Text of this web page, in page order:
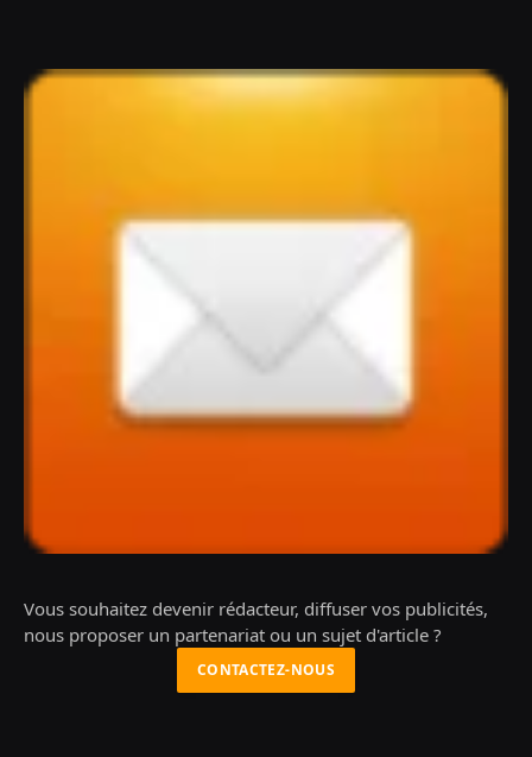
Vous souhaitez devenir rédacteur, diffuser vos publicités,
nous proposer un partenariat ou un sujet d'article ?
CONTACTEZ-NOUS